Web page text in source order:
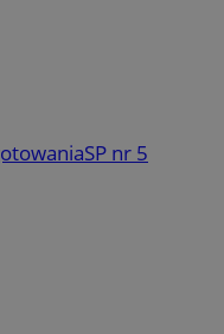
SP nr 5